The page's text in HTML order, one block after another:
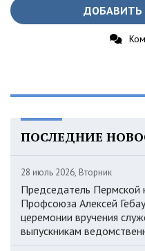
ПОСЛЕДНИЕ
28 июль 2026, Вторник
Председатель Пермской
Профсоюза Алексей
церемонии вручения
выпускникам